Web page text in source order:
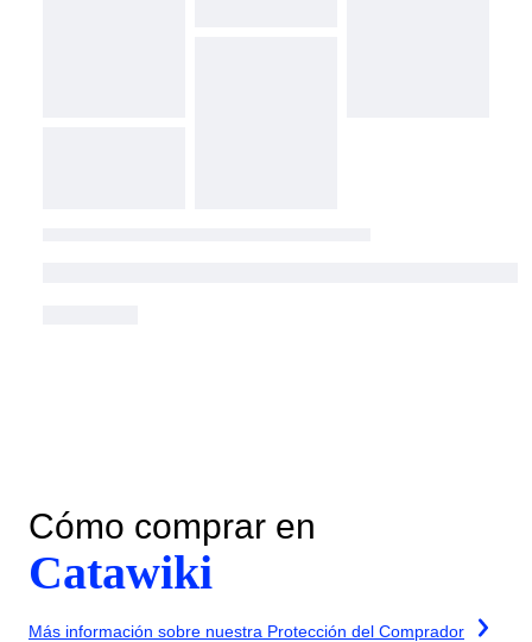
Cómo comprar en
Catawiki
Más información sobre nuestra Protección del Comprador